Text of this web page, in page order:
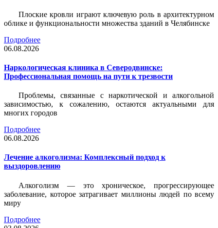
Плоские кровли играют ключевую роль в архитектурном
облике и функциональности множества зданий в Челябинске
Подробнее
06.08.2026
Наркологическая клиника в Северодвинске:
Профессиональная помощь на пути к трезвости
Проблемы, связанные с наркотической и алкогольной
зависимостью, к сожалению, остаются актуальными для
многих городов
Подробнее
06.08.2026
Лечение алкоголизма: Комплексный подход к
выздоровлению
Алкоголизм — это хроническое, прогрессирующее
заболевание, которое затрагивает миллионы людей по всему
миру
Подробнее